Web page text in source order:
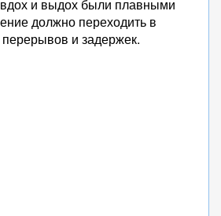
и выдох были плавными
должно переходить в
и задержек.